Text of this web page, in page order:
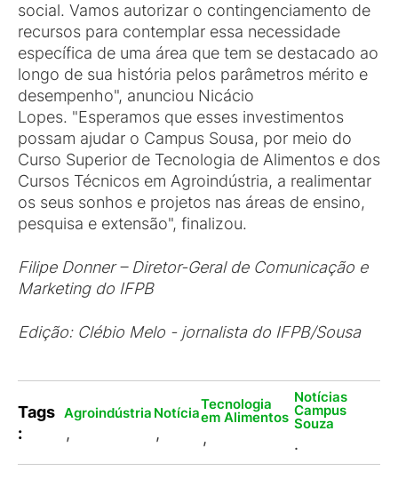
social. Vamos autorizar o contingenciamento de
recursos para contemplar essa necessidade
específica de uma área que tem se destacado ao
longo de sua história pelos parâmetros mérito e
desempenho", anunciou Nicácio
Lopes. "Esperamos que esses investimentos
possam ajudar o Campus Sousa, por meio do
Curso Superior de Tecnologia de Alimentos e dos
Cursos Técnicos em Agroindústria, a realimentar
os seus sonhos e projetos nas áreas de ensino,
pesquisa e extensão", finalizou.
Filipe Donner – Diretor-Geral de Comunicação e
Marketing do IFPB
Edição: Clébio Melo - jornalista do IFPB/Sousa
Tags
:
Agroindústria
,
Notícia
,
Tecnologia
em Alimentos
,
Notícias
Campus
Souza
.